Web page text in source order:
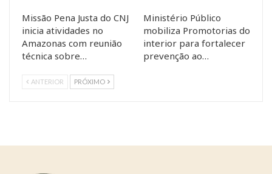
Missão Pena Justa do CNJ
inicia atividades no
Amazonas com reunião
técnica sobre…
Ministério Público
mobiliza Promotorias do
interior para fortalecer
prevenção ao…
ANTERIOR PRÓXIMO